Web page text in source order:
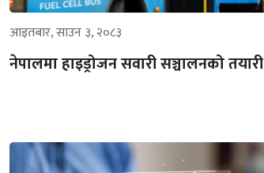
आइतबार, साउन ३, २०८३
नेपालमा हाइड्रोजन सवारी सञ्चालनको तयारी